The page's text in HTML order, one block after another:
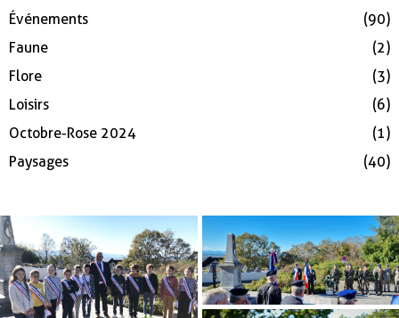
Événements
(90)
Faune
(2)
Flore
(3)
Loisirs
(6)
Octobre-Rose 2024
(1)
Paysages
(40)